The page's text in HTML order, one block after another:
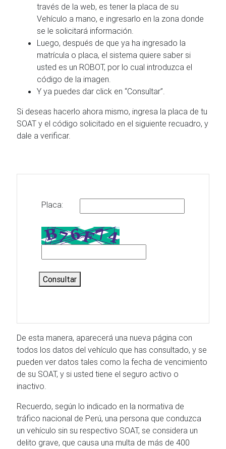
través de la web, es tener la placa de su
Vehículo a mano, e ingresarlo en la zona donde
se le solicitará información.
Luego, después de que ya ha ingresado la
matrícula o placa, el sistema quiere saber si
usted es un ROBOT, por lo cual introduzca el
código de la imagen.
Y ya puedes dar click en “Consultar”.
Si deseas hacerlo ahora mismo, ingresa la placa de tu
SOAT y el código solicitado en el siguiente recuadro, y
dale a verificar.
Placa:
Consultar
De esta manera, aparecerá una nueva página con
todos los datos del vehículo que has consultado, y se
pueden ver datos tales como la fecha de vencimiento
de su SOAT, y si usted tiene el seguro activo o
inactivo.
Recuerdo, según lo indicado en la normativa de
tráfico nacional de Perú, una persona que conduzca
un vehículo sin su respectivo SOAT, se considera un
delito grave, que causa una multa de más de 400